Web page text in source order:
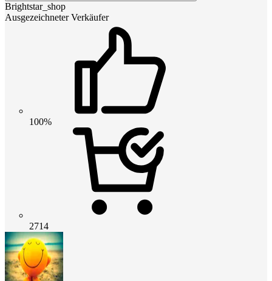
Brightstar_shop
Ausgezeichneter Verkäufer
100%
2714